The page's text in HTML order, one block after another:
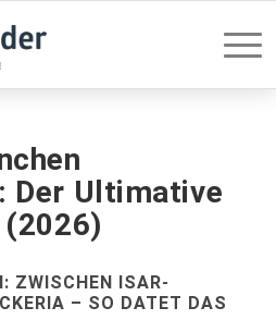
Der Ultimative
ZWISCHEN ISAR-
– SO DATET DAS